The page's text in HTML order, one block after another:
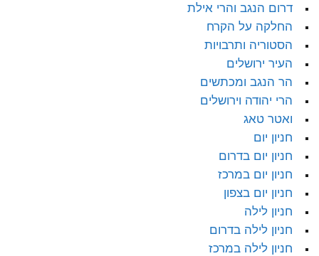
דרום הנגב והרי אילת
החלקה על הקרח
הסטוריה ותרבויות
העיר ירושלים
הר הנגב ומכתשים
הרי יהודה וירושלים
ואטר טאג
חניון יום
חניון יום בדרום
חניון יום במרכז
חניון יום בצפון
חניון לילה
חניון לילה בדרום
חניון לילה במרכז